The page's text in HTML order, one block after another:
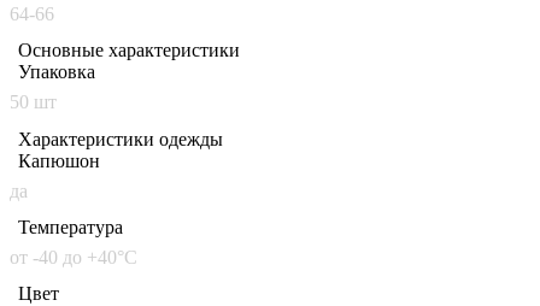
64-66
Основные характеристики
Упаковка
50 шт
Характеристики одежды
Капюшон
да
Температура
от -40 до +40°C
Цвет